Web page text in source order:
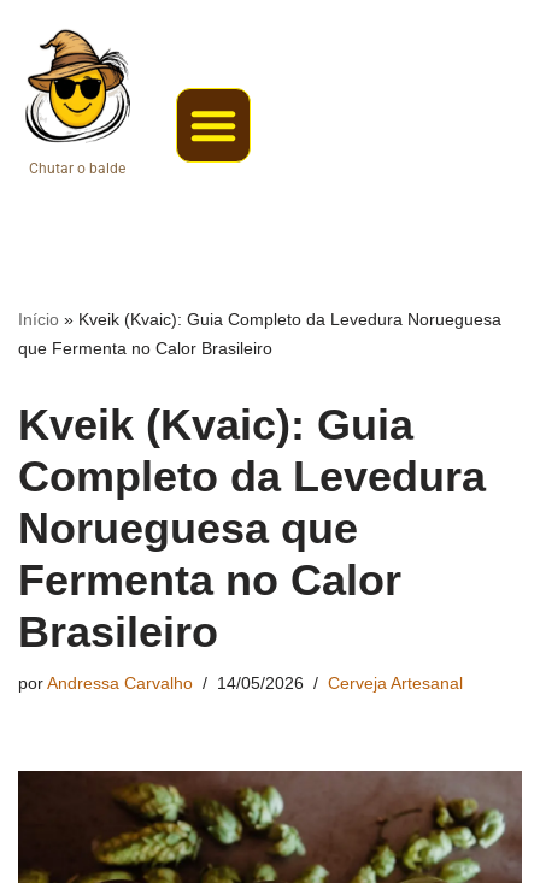
Pular
para
o
Chutar o balde
Início » Kveik (Kvaic): Guia Completo da Levedura Norueguesa
que Fermenta no Calor Brasileiro
Kveik (Kvaic): Guia
Completo da Levedura
Norueguesa que
Fermenta no Calor
Brasileiro
por Andressa Carvalho 14/05/2026 Cerveja Artesanal